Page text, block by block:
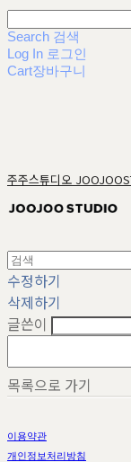
Search 검색
Log In 로그인
Cart장바구니
주주스튜디오
수정하기
삭제하기
글쓴이
목록으로 가기
이용약관
개인정보처리방침